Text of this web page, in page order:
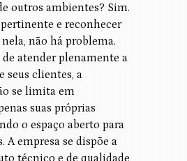
outros ambientes? Sim.
pertinente e reconhecer
não há problema.
atender plenamente a
seus clientes, a
se limita em
suas próprias
o espaço aberto para
A empresa se dispõe a
técnico e de qualidade,